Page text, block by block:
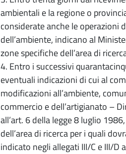
ambientali e la regione o
considerate anche le operazioni
dell’ambiente, indicano al
zone specifiche dell’area di
4. Entro i successivi
eventuali indicazioni di cui al
modificazioni all’ambiente,
commercio e dell’artigianato –
all’art. 6 della legge 8 luglio
dell’area di ricerca per i quali
indicato negli allegati III/C e III/